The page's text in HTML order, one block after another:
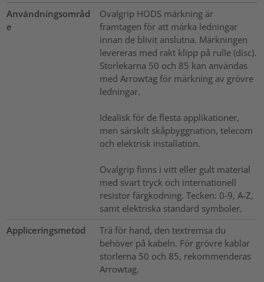
Användningsområd
e
Ovalgrip HODS märkning är
framtagen för att märka ledningar
innan de blivit anslutna. Märkningen
levereras med rakt klipp på rulle (disc).
Storlekarna 50 och 85 kan användas
med Arrowtag för märkning av grövre
ledningar.
Idealisk för de flesta applikationer,
men särskilt skåpbyggnation, telecom
och elektrisk installation.
Ovalgrip finns i vitt eller gult material
med svart tryck och internationell
resistor färgkodning. Tecken: 0-9, A-Z,
samt elektriska standard symboler.
Appliceringsmetod
Trä för hand, den textremsa du
behöver på kabeln. För grövre kablar
storlerna 50 och 85, rekommenderas
Arrowtag.